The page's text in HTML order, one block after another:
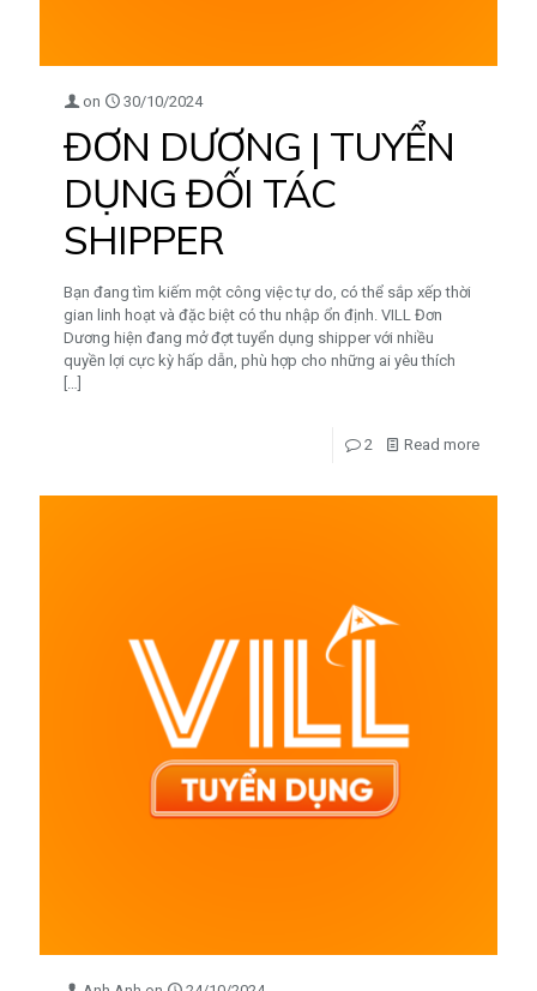
on 30/10/2024
ĐƠN DƯƠNG | TUYỂN
DỤNG ĐỐI TÁC
SHIPPER
Bạn đang tìm kiếm một công việc tự do, có thể sắp xếp thời
gian linh hoạt và đặc biệt có thu nhập ổn định. VILL Đơn
Dương hiện đang mở đợt tuyển dụng shipper với nhiều
quyền lợi cực kỳ hấp dẫn, phù hợp cho những ai yêu thích
[…]
2 Read more